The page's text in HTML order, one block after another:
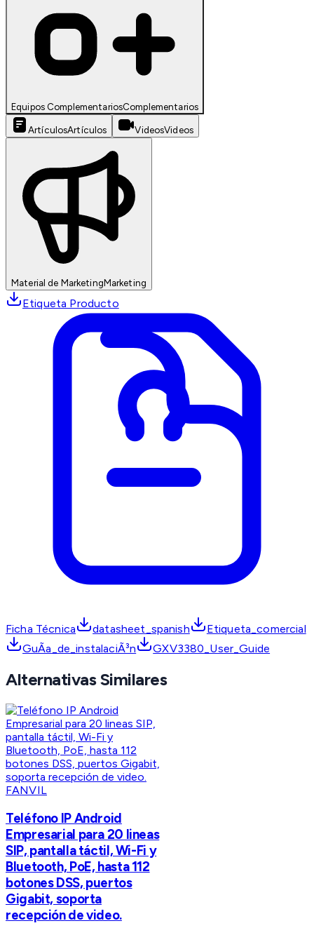
Equipos ComplementariosComplementarios
ArtículosArtículos VideosVideos
Material de MarketingMarketing
Etiqueta Producto
Ficha Técnica datasheet_spanish
Etiqueta_comercial
GuÃ­a_de_instalaciÃ³n
GXV3380_User_Guide
Alternativas Similares
FANVIL
Teléfono IP Android
Empresarial para 20 lineas
SIP, pantalla táctil, Wi-Fi y
Bluetooth, PoE, hasta 112
botones DSS, puertos
Gigabit, soporta
recepción de video.